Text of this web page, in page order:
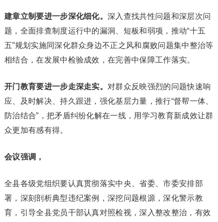
建章立制要进一步深化细化。深入查找共性问题和深层次问
题，全面排查制度运行中的漏洞、短板和弱项，推动“十五
五”规划实施同深化群众身边不正之风和腐败问题集中整治等
相结合，在发展中检验成效，在完善中保障工作落实。
开门教育要进一步走深走实。 对群众反映强烈的问题快速响
应、及时解决、持久跟进，强化基层力量，推行“督帮一体、
防治结合”，把矛盾纠纷化解在一线，用学习教育新成效让群
众更加有感有得。
会议强调，
全县各级党组织要认真贯彻落实中央、省委、市委安排部
署，深刻剖析典型违纪案例，深挖问题根源，深化警示教
育，引导全县党员干部认真对照检视，深入整改整治，有效